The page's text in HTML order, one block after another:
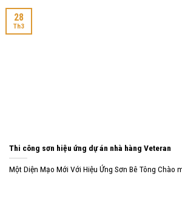
Thi công sơn hiệu ứng dự án nhà hàng Veteran
Một Diện Mạo Mới Với Hiệu Ứng Sơn Bê Tông Chào
28
Th3